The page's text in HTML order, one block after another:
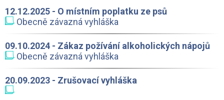
12.12.2025 - O místním poplatku ze psů
Obecně závazná vyhláška
09.10.2024 - Zákaz požívání alkoholických nápojů
Obecně závazná vyhláška
20.09.2023 - Zrušovací vyhláška